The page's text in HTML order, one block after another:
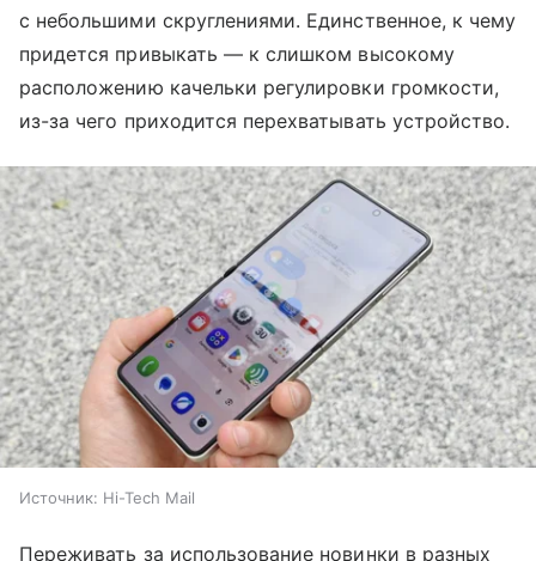
с небольшими скруглениями. Единственное, к чему
придется привыкать — к слишком высокому
расположению качельки регулировки громкости,
из-за чего приходится перехватывать устройство.
Источник: Hi-Tech Mail
Переживать за использование новинки в разных